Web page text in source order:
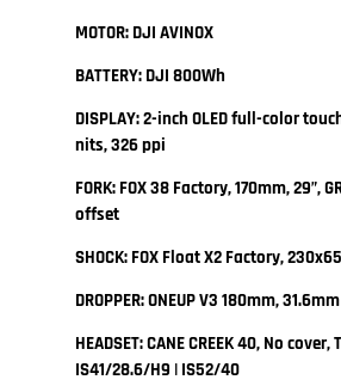
MOTOR: DJI AVINOX
BATTERY: DJI 800Wh
DISPLAY: 2-inch OLED full-color
nits, 326 ppi
FORK: FOX 38 Factory, 170mm, 29”,
offset
SHOCK: FOX Float X2 Factory,
DROPPER: ONEUP V3 180mm,
HEADSET: CANE CREEK 40, No cover,
IS41/28.6/H9 | IS52/40